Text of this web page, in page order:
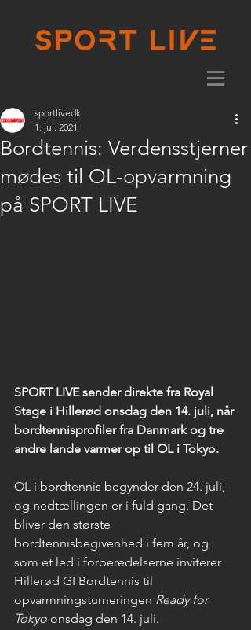
Bordtennis: Verdensstjerner
mødes til OL-opvarmning
på SPORT LIVE
sportlivedk
1. jul. 2021
SPORT LIVE sender direkte fra Royal
Stage i Hillerød onsdag den 14. juli, når
bordtennisprofiler fra Danmark og tre
andre lande varmer op til OL i Tokyo.
OL i bordtennis begynder den 24. juli,
og nedtællingen er i fuld gang. Det
bliver den største
bordtennisbegivenhed i fem år, og
som et led i forberedelserne inviterer
Hillerød GI Bordtennis til
opvarmningsturneringen Ready for
Tokyo onsdag den 14. juli.